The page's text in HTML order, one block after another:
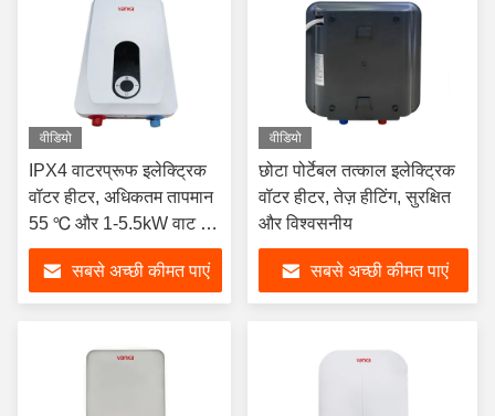
वीडियो
IPX4 वाटरप्रूफ इलेक्ट्रिक
वॉटर हीटर, अधिकतम तापमान
55 ℃ और 1-5.5kW वाट के
साथ, तत्काल गर्म पानी के लिए
सबसे अच्छी कीमत पाएं
वीडियो
छोटा पोर्टेबल तत्काल इलेक्ट्रिक
वॉटर हीटर, तेज़ हीटिंग, सुरक्षित
और विश्वसनीय
सबसे अच्छी कीमत पाएं